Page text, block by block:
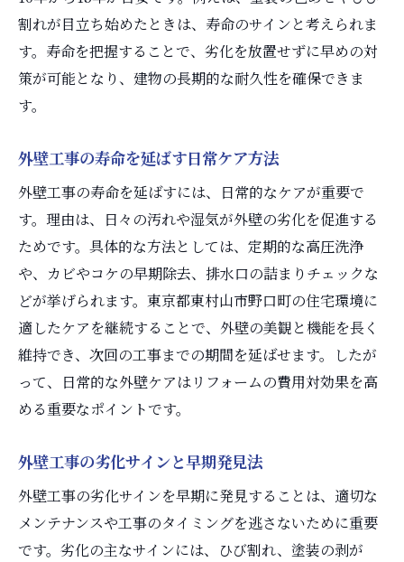
割れが目立ち始めたときは、寿命のサインと考えられま
す。寿命を把握することで、劣化を放置せずに早めの対
策が可能となり、建物の長期的な耐久性を確保できま
す。
外壁工事の寿命を延ばす日常ケア方法
外壁工事の寿命を延ばすには、日常的なケアが重要で
す。理由は、日々の汚れや湿気が外壁の劣化を促進する
ためです。具体的な方法としては、定期的な高圧洗浄
や、カビやコケの早期除去、排水口の詰まりチェックな
どが挙げられます。東京都東村山市野口町の住宅環境に
適したケアを継続することで、外壁の美観と機能を長く
維持でき、次回の工事までの期間を延ばせます。したが
って、日常的な外壁ケアはリフォームの費用対効果を高
める重要なポイントです。
外壁工事の劣化サインと早期発見法
外壁工事の劣化サインを早期に発見することは、適切な
メンテナンスや工事のタイミングを逃さないために重要
です。劣化の主なサインには、ひび割れ、塗装の剥が